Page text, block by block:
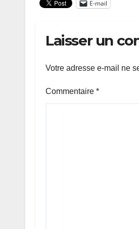
E-mail
Laisser un
Votre adresse e-mail ne
Commentaire *